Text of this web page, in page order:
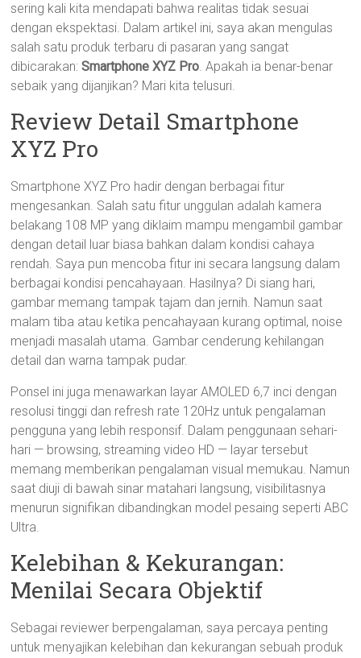
sering kali kita mendapati bahwa realitas tidak sesuai
dengan ekspektasi. Dalam artikel ini, saya akan mengulas
salah satu produk terbaru di pasaran yang sangat
dibicarakan:Smartphone XYZ Pro. Apakah ia benar-benar
sebaik yang dijanjikan? Mari kita telusuri.
Review Detail Smartphone
XYZ Pro
Smartphone XYZ Pro hadir dengan berbagai fitur
mengesankan. Salah satu fitur unggulan adalah kamera
belakang 108 MP yang diklaim mampu mengambil gambar
dengan detail luar biasa bahkan dalam kondisi cahaya
rendah. Saya pun mencoba fitur ini secara langsung dalam
berbagai kondisi pencahayaan. Hasilnya? Di siang hari,
gambar memang tampak tajam dan jernih. Namun saat
malam tiba atau ketika pencahayaan kurang optimal, noise
menjadi masalah utama. Gambar cenderung kehilangan
detail dan warna tampak pudar.
Ponsel ini juga menawarkan layar AMOLED 6,7 inci dengan
resolusi tinggi dan refresh rate 120Hz untuk pengalaman
pengguna yang lebih responsif. Dalam penggunaan sehari-
hari — browsing, streaming video HD — layar tersebut
memang memberikan pengalaman visual memukau. Namun
saat diuji di bawah sinar matahari langsung, visibilitasnya
menurun signifikan dibandingkan model pesaing seperti ABC
Ultra.
Kelebihan & Kekurangan:
Menilai Secara Objektif
Sebagai reviewer berpengalaman, saya percaya penting
untuk menyajikan kelebihan dan kekurangan sebuah produk